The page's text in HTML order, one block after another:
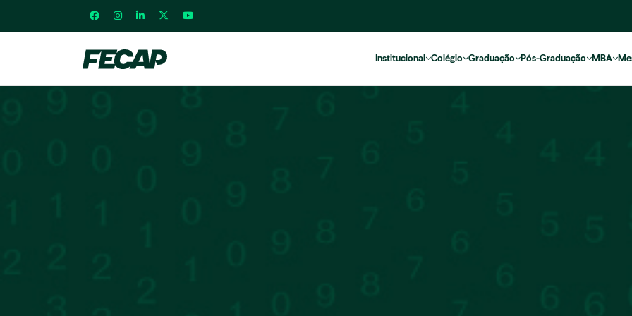
Institucional Colégio Graduação Pós-Graduação MBA